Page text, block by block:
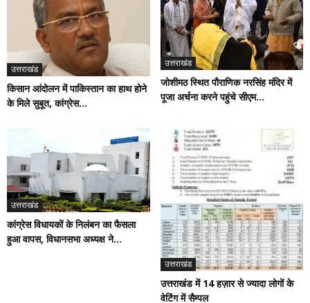
उत्तराखंड
किसान आंदोलन में पाकिस्तान का हाथ होने
के मिले सुबूत, कांग्रेस...
उत्तराखंड
जोशीमठ स्थित पौराणिक नरसिंह मंदिर में
पूजा अर्चना करने पहुंचे सीएम...
उत्तराखंड
कांग्रेस विधायकों के निलंबन का फैसला
हुआ वापस, विधानसभा अध्यक्ष ने...
उत्तराखंड
उत्तराखंड में 14 हज़ार से ज्यादा लोगों के
वेटिंग में सैम्पल